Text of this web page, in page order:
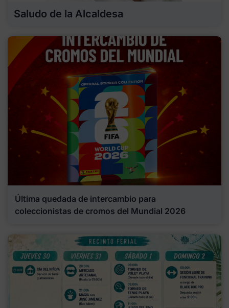
Saludo de la Alcaldesa
Última quedada de intercambio para
coleccionistas de cromos del Mundial 2026